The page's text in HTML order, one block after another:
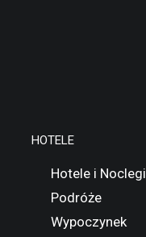
HOTELE
Hotele i Noclegi
Podróże
Wypoczynek